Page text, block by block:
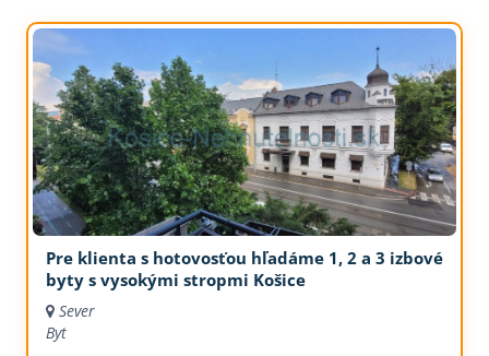
Pre klienta s hotovosťou hľadáme 1, 2 a 3 izbové
byty s vysokými stropmi Košice
Sever
Byt